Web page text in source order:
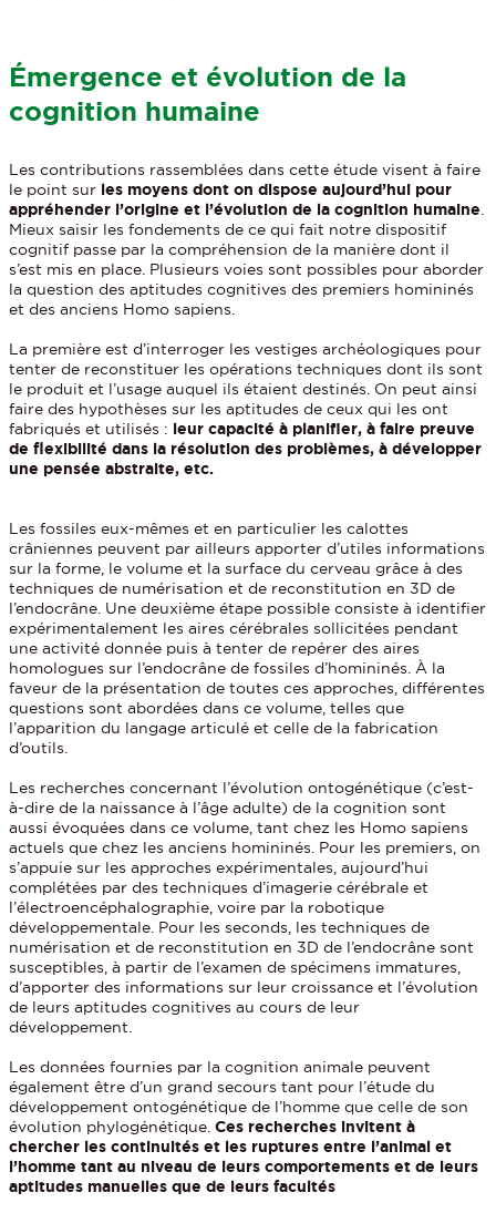
Émergence et évolution de la
cognition humaine
Les contributions rassemblées dans cette étude visent à faire
le point sur les moyens dont on dispose aujourd’hui pour
appréhender l’origine et l’évolution de la cognition humaine
Mieux saisir les fondements de ce qui fait notre dispositif
cognitif passe par la compréhension de la manière dont il
s’est mis en place. Plusieurs voies sont possibles pour aborder
la question des aptitudes cognitives des premiers homininés
et des anciens Homo sapiens.
La première est d’interroger les vestiges archéologiques pour
tenter de reconstituer les opérations techniques dont ils sont
le produit et l’usage auquel ils étaient destinés. On peut ainsi
faire des hypothèses sur les aptitudes de ceux qui les ont
fabriqués et utilisés : leur capacité à planifier, à faire preuve
de flexibilité dans la résolution des problèmes, à développer
une pensée abstraite, etc.
Les fossiles eux-mêmes et en particulier les calottes
crâniennes peuvent par ailleurs apporter d’utiles informations
sur la forme, le volume et la surface du cerveau grâce à des
techniques de numérisation et de reconstitution en 3D de
l’endocrâne. Une deuxième étape possible consiste à identifier
expérimentalement les aires cérébrales sollicitées pendant
une activité donnée puis à tenter de repérer des aires
homologues sur l’endocrâne de fossiles d’homininés. À la
faveur de la présentation de toutes ces approches, différentes
questions sont abordées dans ce volume, telles que
l’apparition du langage articulé et celle de la fabrication
d’outils.
Les recherches concernant l’évolution ontogénétique (c’est-
à-dire de la naissance à l’âge adulte) de la cognition sont
aussi évoquées dans ce volume, tant chez les Homo sapiens
actuels que chez les anciens homininés. Pour les premiers, on
s’appuie sur les approches expérimentales, aujourd’hui
complétées par des techniques d’imagerie cérébrale et
l’électroencéphalographie, voire par la robotique
développementale. Pour les seconds, les techniques de
numérisation et de reconstitution en 3D de l’endocrâne sont
susceptibles, à partir de l’examen de spécimens immatures,
d’apporter des informations sur leur croissance et l’évolution
de leurs aptitudes cognitives au cours de leur
développement.
Les données fournies par la cognition animale peuvent
également être d’un grand secours tant pour l’étude du
développement ontogénétique de l’homme que celle de son
évolution phylogénétique.Ces recherches invitent à
chercher les continuités et les ruptures entre l’animal et
l’homme tant au niveau de leurs comportements et de leurs
aptitudes manuelles que de leurs facultés